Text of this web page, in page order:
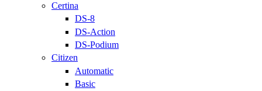
Certina
DS-8
DS-Action
DS-Podium
Citizen
Automatic
Basic